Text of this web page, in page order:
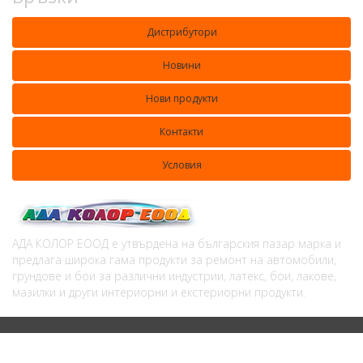
Дистрибутори
Новини
Нови продукти
Контакти
Условия
АДА КОЛОР ЕООД е утвърдена на българския пазар марка и
предлага широка гама продукти за ремонт на автомобили,
грундове и бои за различни индустрии, латекс, бои, лакове,
мазилки и други интериорни и екстериорни продукти.